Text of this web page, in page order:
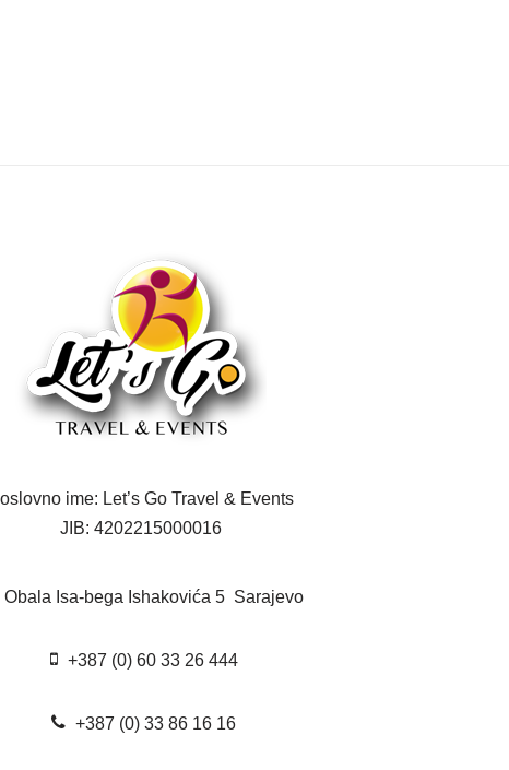
ime: Let’s Go Travel & Events
JIB: 4202215000016
Obala Isa-bega Ishakovića 5 Sarajevo
+387 (0) 60 33 26 444
+387 (0) 33 86 16 16